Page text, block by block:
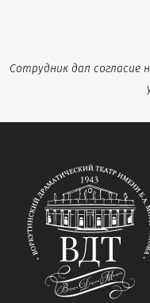
Сотрудник дал согласие